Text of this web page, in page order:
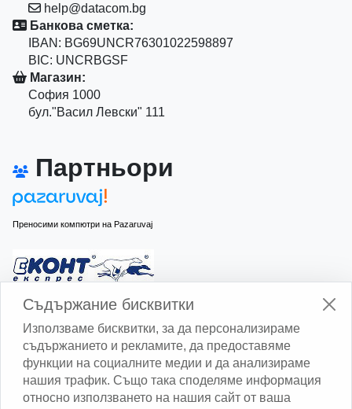
help@datacom.bg
Банкова сметка:
IBAN: BG69UNCR76301022598897
BIC: UNCRBGSF
Магазин:
София 1000
бул."Васил Левски" 111
Партньори
Преносими компютри на Pazaruvaj
Изчисли доставката с Еконт
Съдържание бисквитки
Използваме бисквитки, за да персонализираме
съдържанието и рекламите, да предоставяме
функции на социалните медии и да анализираме
нашия трафик. Също така споделяме информация
относно използването на нашия сайт от ваша